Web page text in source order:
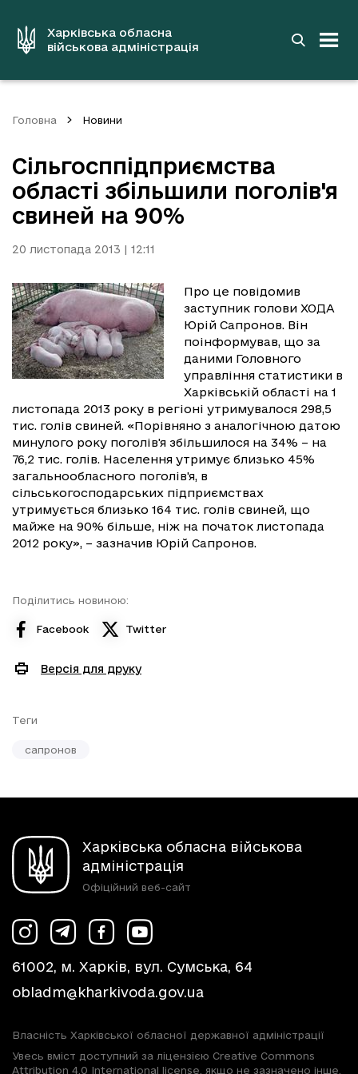
вмістуХарківська обласна
військова адміністрація
Головна Новини
Сільгосппідприємства
області збільшили поголів'я
свиней на 90%
20 листопада 2013 | 12:11
Про це повідомив
заступник голови ХОДА
Юрій Сапронов. Він
поінформував, що за
даними Головного
управління статистики в
Харківській області на 1
листопада 2013 року в регіоні утримувалося 298,5
тис. голів свиней. «Порівняно з аналогічною датою
минулого року поголів'я збільшилося на 34% – на
76,2 тис. голів. Населення утримує близько 45%
загальнообласного поголів'я, в
сільськогосподарських підприємствах
утримується близько 164 тис. голів свиней, що
майже на 90% більше, ніж на початок листопада
2012 року», – зазначив Юрій Сапронов.
Поділитись новиною:
Facebook Twitter
Версія для друку
Теги
сапронов
Харківська обласна військова
адміністрація
Офіційний веб-сайт
61002, м. Харків, вул. Сумська, 64
obladm@kharkivoda.gov.ua
Власність Харківської обласної державної адміністрації
Увесь вміст доступний за ліцензією Creative Commons
Attribution 4.0 International license, якщо не зазначено інше.